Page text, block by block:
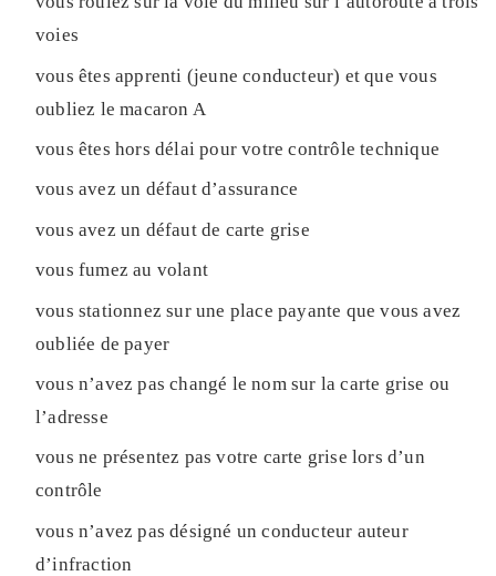
voies
vous êtes apprenti (jeune conducteur) et que vous
oubliez le macaron A
vous êtes hors délai pour votre contrôle technique
vous avez un défaut d’assurance
vous avez un défaut de carte grise
vous fumez au volant
vous stationnez sur une place payante que vous avez
oubliée de payer
vous n’avez pas changé le nom sur la carte grise ou
l’adresse
vous ne présentez pas votre carte grise lors d’un
contrôle
vous n’avez pas désigné un conducteur auteur
d’infraction